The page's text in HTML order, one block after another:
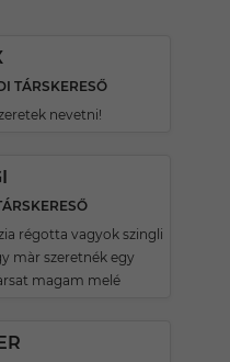
TÁRSKERESŐ
nevetni!
régotta vagyok szingli
màr szeretnék egy
magam melé